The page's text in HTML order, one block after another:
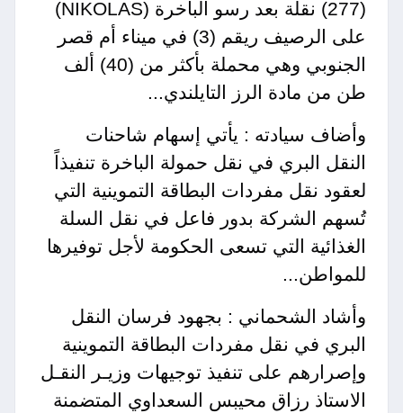
(277) نقلة بعد رسو الباخرة (NIKOLAS)
على الرصيف ريقم (3) في ميناء أم قصر
الجنوبي وهي محملة بأكثر من (40) ألف
طن من مادة الرز التايلندي...
وأضاف سيادته : يأتي إسهام شاحنات
النقل البري في نقل حمولة الباخرة تنفيذاً
لعقود نقل مفردات البطاقة التموينية التي
تُسهم الشركة بدور فاعل في نقل السلة
الغذائية التي تسعى الحكومة لأجل توفيرها
للمواطن...
وأشاد الشحماني : بجهود فرسان النقل
البري في نقل مفردات البطاقة التموينية
وإصرارهم على تنفيذ توجيهات وزيـر النقـل
الاستاذ رزاق محيبس السعداوي المتضمنة